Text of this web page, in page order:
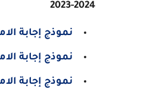
2023-2024
نموذج إجابة
نموذج إجابة
نموذج إجابة